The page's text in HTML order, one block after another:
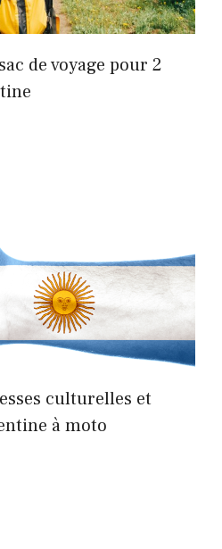
de voyage pour 2
culturelles et
à moto